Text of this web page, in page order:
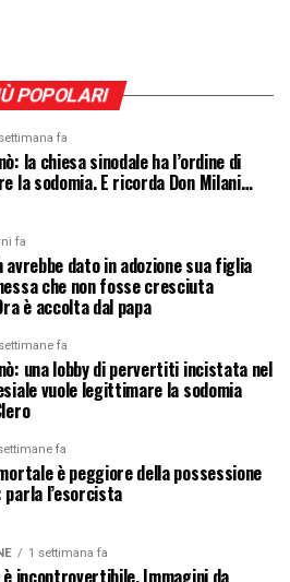
POPOLARI
fa
la chiesa sinodale ha l’ordine di
la sodomia. E ricorda Don Milani…
fa
dato in adozione sua figlia
che non fosse cresciuta
è accolta dal papa
fa
una lobby di pervertiti incistata nel
vuole legittimare la sodomia
fa
è peggiore della possessione
parla l’esorcista
1 settimana fa
è incontrovertibile. Immagini da